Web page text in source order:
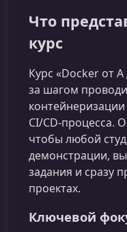
Что
курс
Курс «Docker от
за шагом
CI/CD‑процесса.
чтобы любой
демонстрации,
задания и сразу
проектах.
Ключевой